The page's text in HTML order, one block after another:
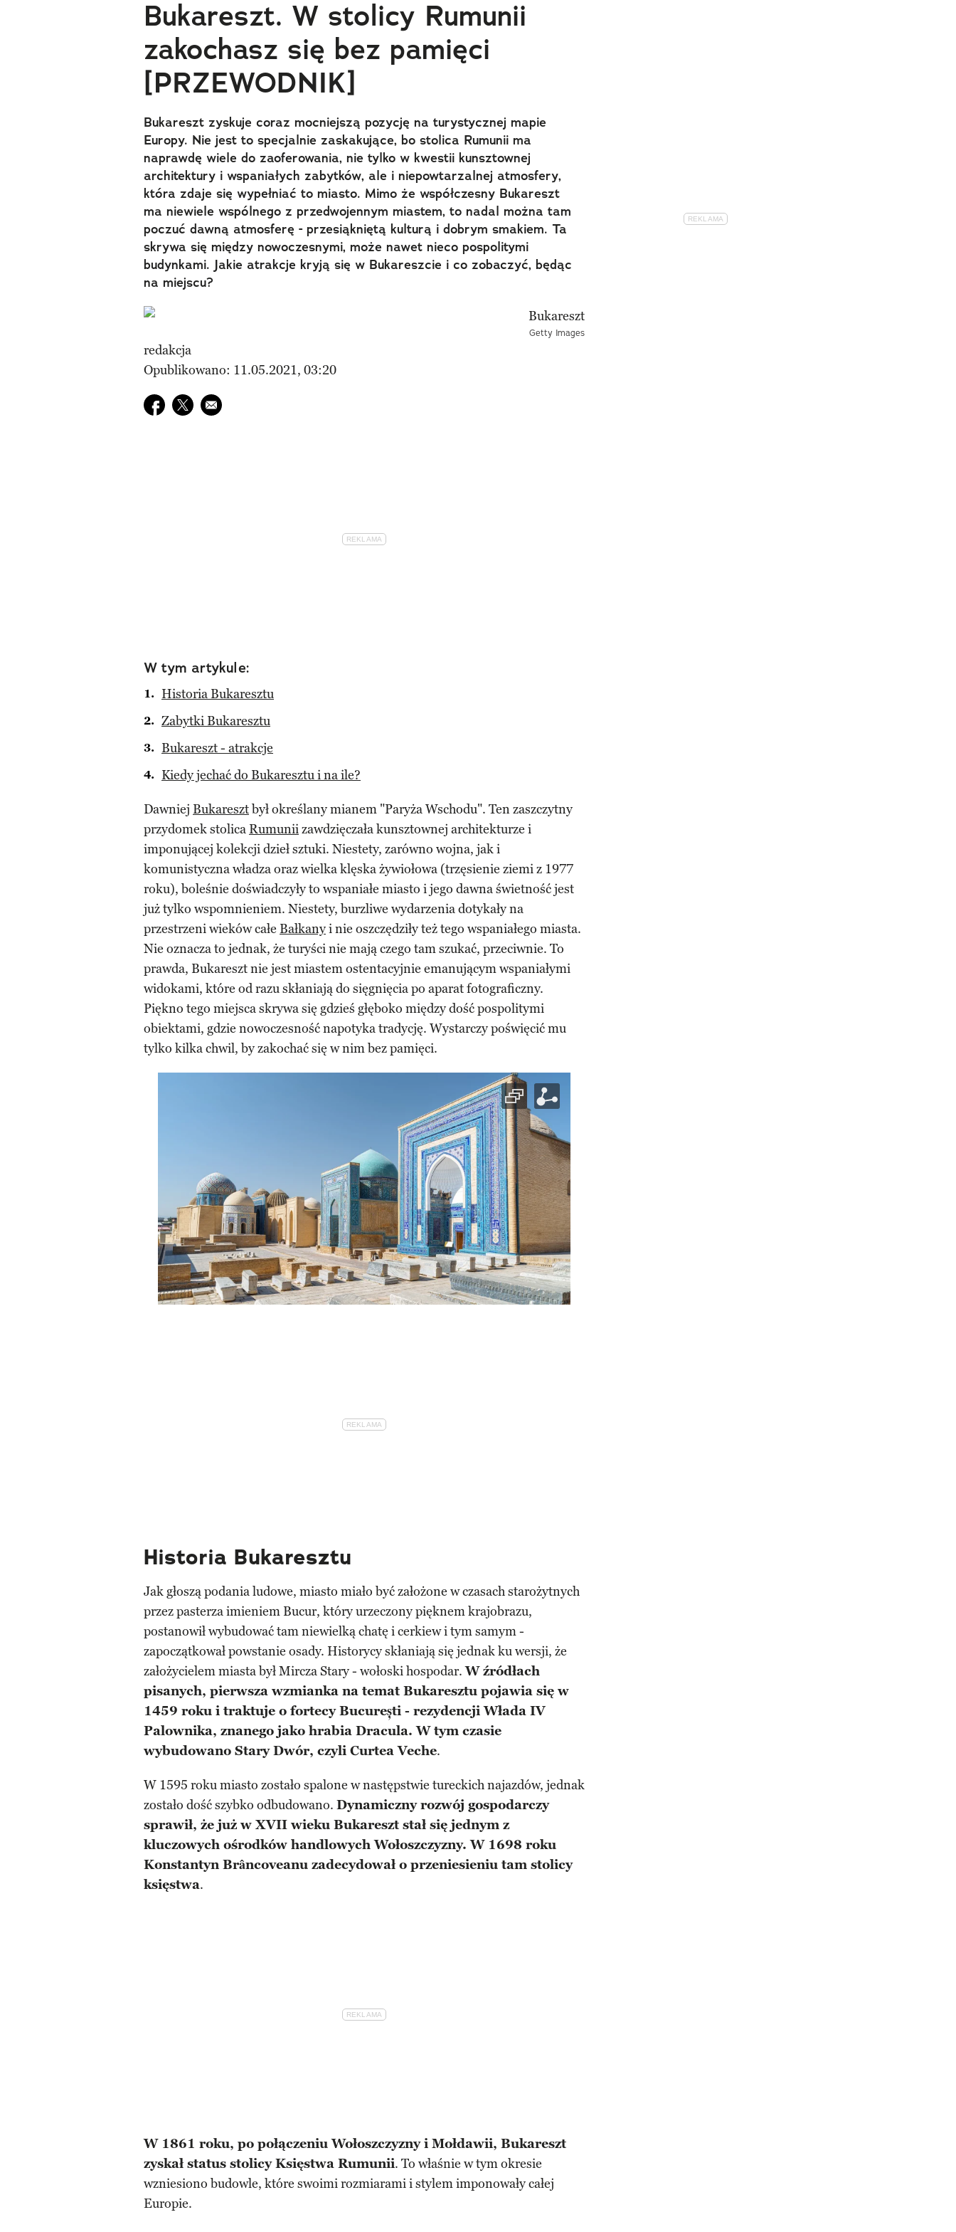
Bukareszt. W stolicy Rumunii
zakochasz się bez pamięci
[PRZEWODNIK]
Bukareszt zyskuje coraz mocniejszą pozycję na turystycznej mapie
Europy. Nie jest to specjalnie zaskakujące, bo stolica Rumunii ma
naprawdę wiele do zaoferowania, nie tylko w kwestii kunsztownej
architektury i wspaniałych zabytków, ale i niepowtarzalnej atmosfery,
która zdaje się wypełniać to miasto. Mimo że współczesny Bukareszt
ma niewiele wspólnego z przedwojennym miastem, to nadal można tam
poczuć dawną atmosferę - przesiąkniętą kulturą i dobrym smakiem. Ta
skrywa się między nowoczesnymi, może nawet nieco pospolitymi
budynkami. Jakie atrakcje kryją się w Bukareszcie i co zobaczyć, będąc
na miejscu?
Getty Images
redakcja
Opublikowano: 11.05.2021, 03:20
Udostępnij na facebook
Udostępnij na twitter
E-mail do przyjaciela
W tym artykule:
Historia Bukaresztu
Zabytki Bukaresztu
Bukareszt - atrakcje
Kiedy jechać do Bukaresztu i na ile?
Dawniej Bukaresztbył określany mianem "Paryża Wschodu". Ten zaszczytny
przydomek stolica Rumuniizawdzięczała kunsztownej architekturze i
imponującej kolekcji dzieł sztuki. Niestety, zarówno wojna, jak i
komunistyczna władza oraz wielka klęska żywiołowa (trzęsienie ziemi z 1977
roku), boleśnie doświadczyły to wspaniałe miasto i jego dawna świetność jest
już tylko wspomnieniem. Niestety, burzliwe wydarzenia dotykały na
przestrzeni wieków całe Bałkanyi nie oszczędziły też tego wspaniałego miasta.
Nie oznacza to jednak, że turyści nie mają czego tam szukać, przeciwnie. To
prawda, Bukareszt nie jest miastem ostentacyjnie emanującym wspaniałymi
widokami, które od razu skłaniają do sięgnięcia po aparat fotograficzny.
Piękno tego miejsca skrywa się gdzieś głęboko między dość pospolitymi
obiektami, gdzie nowoczesność napotyka tradycję. Wystarczy poświęcić mu
tylko kilka chwil, by zakochać się w nim bez pamięci.
Historia Bukaresztu
Jak głoszą podania ludowe, miasto miało być założone w czasach starożytnych
przez pasterza imieniem Bucur, który urzeczony pięknem krajobrazu,
postanowił wybudować tam niewielką chatę i cerkiew i tym samym -
zapoczątkował powstanie osady. Historycy skłaniają się jednak ku wersji, że
założycielem miasta był Mircza Stary - wołoski hospodar.W źródłach
pisanych, pierwsza wzmianka na temat Bukaresztu pojawia się w
1459 roku i traktuje o fortecy București - rezydencji Włada IV
Palownika, znanego jako hrabia Dracula. W tym czasie
wybudowano Stary Dwór, czyli Curtea Veche.
W 1595 roku miasto zostało spalone w następstwie tureckich najazdów, jednak
zostało dość szybko odbudowano. Dynamiczny rozwój gospodarczy
sprawił, że już w XVII wieku Bukareszt stał się jednym z
kluczowych ośrodków handlowych Wołoszczyzny. W 1698 roku
Konstantyn Brâncoveanu zadecydował o przeniesieniu tam stolicy
księstwa.
W 1861 roku, po połączeniu Wołoszczyzny i Mołdawii, Bukareszt
zyskał status stolicy Księstwa Rumunii. To właśnie w tym okresie
wzniesiono budowle, które swoimi rozmiarami i stylem imponowały całej
Europie.